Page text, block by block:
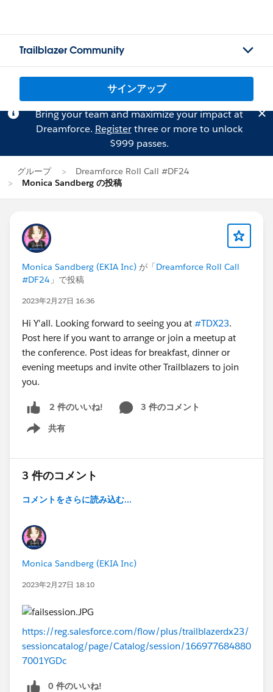
Trailblazer Community
サインアップ
Bring your team and maximize your impact at
Dreamforce. Registerthree or more to unlock
$999 passes.
グループ
Dreamforce Roll Call #DF24
Monica Sandberg の投稿
Monica Sandberg (EKIA Inc) が「Dreamforce Roll Call
#DF24 」で投稿
2023年2月27日 16:36
Hi Y'all. Looking forward to seeing you at #TDX23.
Post here if you want to arrange or join a meetup at
the conference. Post ideas for breakfast, dinner or
evening meetups and invite other Trailblazers to join
you.
2 件のいいね!
3 件のコメント
共有
Show menu
3 件のコメント
コメントをさらに読み込む...
Monica Sandberg (EKIA Inc)
2023年2月27日 18:10
https://reg.salesforce.com/flow/plus/trailblazerdx23/
sessioncatalog/page/Catalog/session/166977684880
7001YGDc
0 件のいいね!